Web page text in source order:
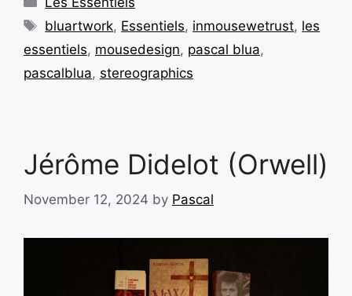
bluartwork, Essentiels, inmousewetrust, les
essentiels, mousedesign, pascal blua,
pascalblua, stereographics
Jérôme Didelot (Orwell)
November 12, 2024 by Pascal